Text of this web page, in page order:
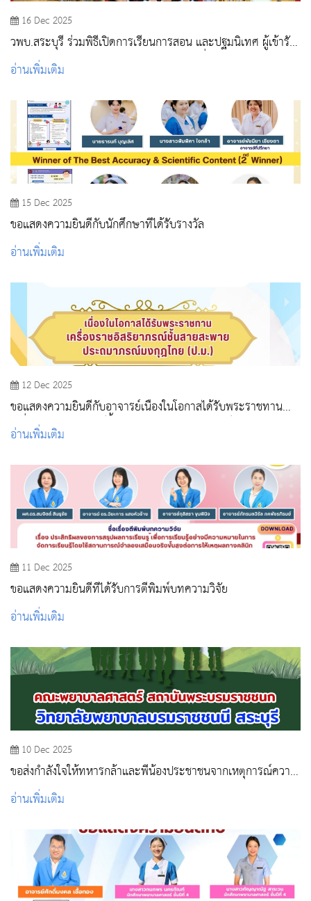
16 Dec 2025
วพบ.สระบุรี ร่วมพิธีเปิดการเรียนการสอน และปฐมนิเทศ ผู้เข้ารับ
การศึกษาอบรมการพยาบาลเฉพาะทาง รุ่นที่ 2 ณ โรงพยาบาล
สระบุรี
อ่านเพิ่มเติม
15 Dec 2025
ขอแสดงความยินดีกับนักศึกษาที่ได้รับรางวัล
อ่านเพิ่มเติม
12 Dec 2025
ขอแสดงความยินดีกับอาจารย์เนื่องในโอกาสได้รับพระราชทาน
เครื่องราชอิสริยาภรณ์ชั้นสายสะพาย ประถมาภรณ์มงกุฎไทย
(ป.ม.)
อ่านเพิ่มเติม
11 Dec 2025
ขอแสดงความยินดีที่ได้รับการตีพิมพ์บทความวิจัย
อ่านเพิ่มเติม
10 Dec 2025
ขอส่งกำลังใจให้ทหารกล้าและพี่น้องประชาชนจากเหตุการณ์ความ
ไม่สงบบริเวณชายแดนไทย - กัมพูชา
อ่านเพิ่มเติม